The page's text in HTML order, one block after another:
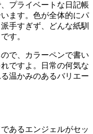
プライベートな日記帳
ます。色が全体的にパ
手すぎず、どんな紙馴
す。
で、カラーペンで書い
ですよ。日常の何気な
温かみのあるバリエー
あるエンジェルがセッ